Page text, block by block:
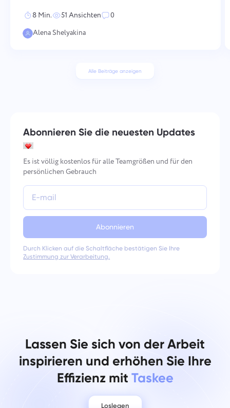
von8 Min. 51 Ansichten
0
Alena Shelyakina
Alle Beiträge anzeigen
Abonnieren Sie die neuesten Updates
Es ist völlig kostenlos für alle Teamgrößen und für den
persönlichen Gebrauch
Abonnieren
Durch Klicken auf die Schaltfläche bestätigen Sie Ihre
Zustimmung zur Verarbeitung.
Lassen Sie sich von der Arbeit
inspirieren und erhöhen Sie Ihre
Effizienz mit Taskee
Loslegen